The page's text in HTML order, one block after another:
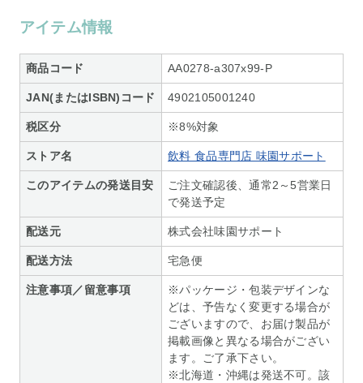
アイテム情報
商品コード AA0278-a307x99-P
JAN(またはISBN)コード 4902105001240
税区分 ※8%対象
ストア名 飲料 食品専門店 味園サポート
このアイテムの発送目安
ご注文確認後、通常2～5営業日
で発送予定
配送元 株式会社味園サポート
配送方法 宅急便
注意事項／留意事項
※パッケージ・包装デザインな
どは、予告なく変更する場合が
ございますので、お届け製品が
掲載画像と異なる場合がござい
ます。ご了承下さい。
※北海道・沖縄は発送不可。該